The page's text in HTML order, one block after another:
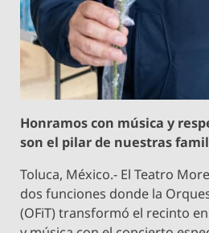
Honramos con música y
son el pilar de nuestras
Toluca, México.- El Teatro
dos funciones donde la
(OFiT) transformó el recinto